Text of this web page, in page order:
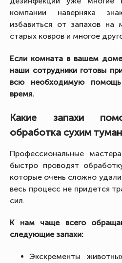
компании наверняка
избавиться от запахов на
старых ковров и многое
Если комната в вашем
наши сотрудники готовы
всю необходимую
время.
Какие запахи
обработка сухим
Профессиональные
быстро проводят
которые очень сложно
весь процесс не придется
сил.
К нам чаще всего
следующие запахи:
Экскременты